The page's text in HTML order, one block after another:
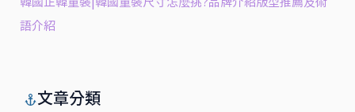
語介紹
文章分類